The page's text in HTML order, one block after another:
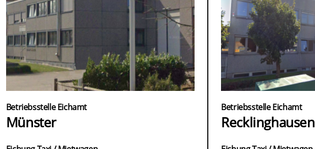
Betriebsstelle Eichamt
Münster
Betriebsstelle Eichamt
Recklinghausen